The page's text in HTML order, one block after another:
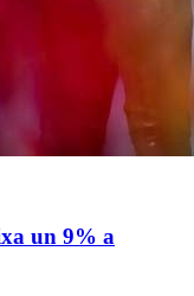
un 9% a